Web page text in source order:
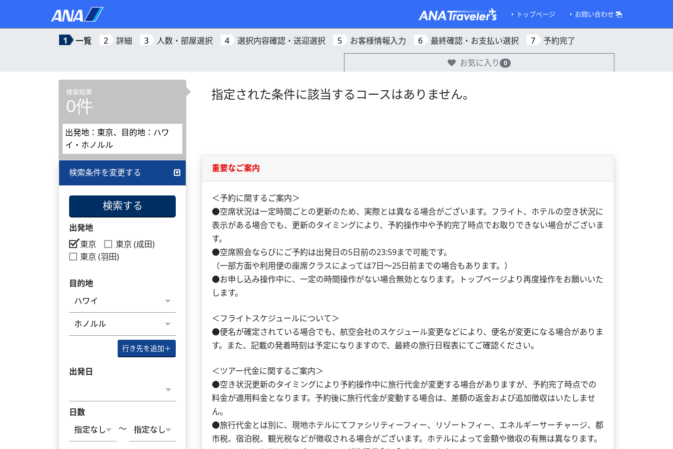
トップページ お問い合わせ
1 一覧 2 詳細 3 人数・部屋選択 4 選択内容確認・送迎選択 5 お客様情報入力 6 最終確認・お支払い選択 7
予約完了
お気に入り
0
検索結果
0件
出発地：東京、目的地：ハワ
イ・ホノルル
検索条件を変更する
検索する
出発地
東京
東京 (成田)
東京 (羽田)
目的地
行き先を追加＋
出発日
日数
～
指定された条件に該当するコースはありません。
重要なご案内
＜予約に関するご案内＞
●空席状況は一定時間ごとの更新のため、実際とは異なる場合がございます。フライト、ホテルの空き状況に
表示がある場合でも、更新のタイミングにより、予約操作中や予約完了時点でお取りできない場合がございま
す。
●空席照会ならびにご予約は出発日の5日前の23:59まで可能です。
（一部方面や利用便の座席クラスによっては7日～25日前までの場合もあります。）
●お申し込み操作中に、一定の時間操作がない場合無効となります。トップページより再度操作をお願いいた
します。
＜フライトスケジュールについて＞
●便名が確定されている場合でも、航空会社のスケジュール変更などにより、便名が変更になる場合がありま
す。また、記載の発着時刻は予定になりますので、最終の旅行日程表にてご確認ください。
＜ツアー代金に関するご案内＞
●空き状況更新のタイミングにより予約操作中に旅行代金が変更する場合がありますが、予約完了時点での
料金が適用料金となります。予約後に旅行代金が変動する場合は、差額の返金および追加徴収はいたしませ
ん。
●旅行代金とは別に、現地ホテルにてファシリティーフィー、リゾートフィー、エネルギーサーチャージ、都
市税、宿泊税、観光税などが徴収される場合がございます。ホテルによって金額や徴収の有無は異なります。